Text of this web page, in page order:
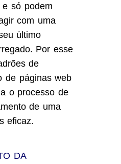
só podem
com uma
último
Por esse
de
de páginas web
o processo de
de uma
eficaz.
DA